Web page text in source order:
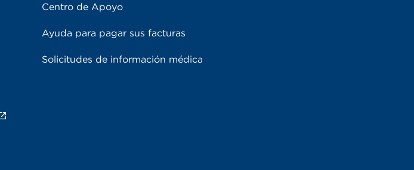
Centro de Apoyo
Ayuda para pagar sus facturas
Solicitudes de información médica